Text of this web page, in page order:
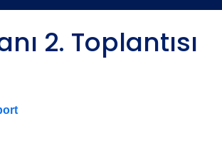
2. Toplantısı